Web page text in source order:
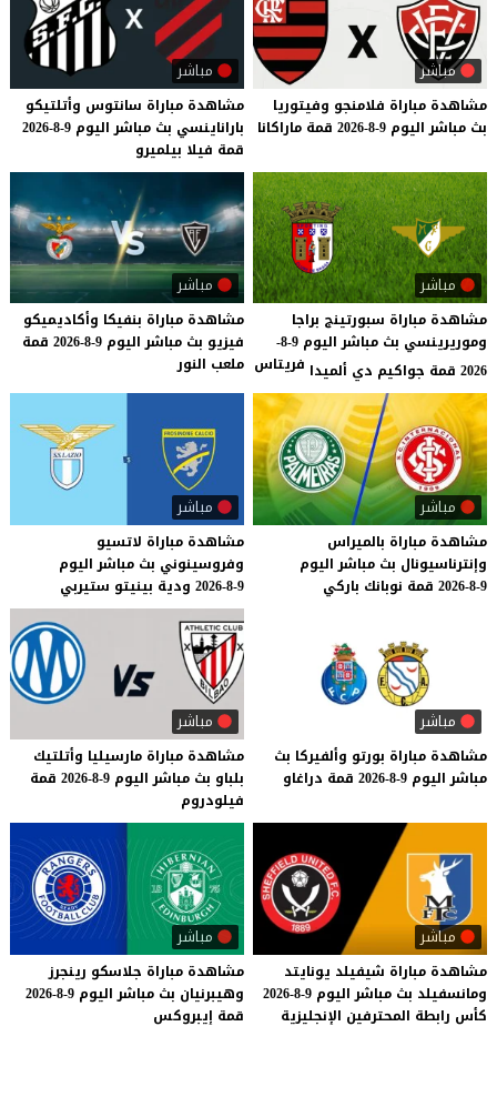
مباشر
مشاهدة مباراة فلامنجو وفيتوريا
بث مباشر اليوم 9-8-2026 قمة ماراكانا
مباشر
مشاهدة مباراة سانتوس وأتلتيكو
باراناينسي بث مباشر اليوم 9-8-2026
قمة فيلا بيلميرو
مباشر
مشاهدة مباراة سبورتينج براجا
وموريرينسي بث مباشر اليوم 9-8-
2026 قمة جواكيم دي ألميدا
فريتاس
مباشر
مشاهدة مباراة بنفيكا وأكاديميكو
فيزيو بث مباشر اليوم 9-8-2026
قمة
ملعب النور
مباشر
مشاهدة مباراة بالميراس
وإنترناسيونال بث مباشر اليوم
9-8-2026
قمة نوبانك باركي
مباشر
مشاهدة مباراة لاتسيو
وفروسينوني بث مباشر اليوم
9-8-2026
ودية بينيتو ستيربي
مباشر
مشاهدة مباراة بورتو وألفيركا بث
مباشر اليوم 9-8-2026 قمة دراغاو
مباشر
مشاهدة مباراة مارسيليا وأتلتيك
بلباو بث مباشر اليوم 9-8-2026
قمة
فيلودروم
مباشر
مشاهدة مباراة شيفيلد يونايتد
ومانسفيلد بث مباشر اليوم 9-8-2026
كأس رابطة المحترفين الإنجليزية
مباشر
مشاهدة مباراة جلاسكو رينجرز
وهيبرنيان بث مباشر اليوم 9-8-2026
قمة إيبروكس